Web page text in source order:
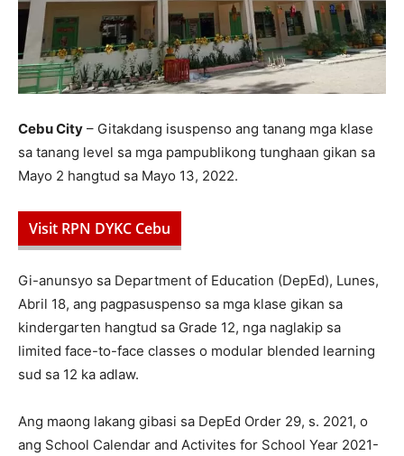
Cebu City – Gitakdang isuspenso ang tanang mga klase
sa tanang level sa mga pampublikong tunghaan gikan sa
Mayo 2 hangtud sa Mayo 13, 2022.
Visit RPN DYKC Cebu
Gi-anunsyo sa Department of Education (DepEd), Lunes,
Abril 18, ang pagpasuspenso sa mga klase gikan sa
kindergarten hangtud sa Grade 12, nga naglakip sa
limited face-to-face classes o modular blended learning
sud sa 12 ka adlaw.
Ang maong lakang gibasi sa DepEd Order 29, s. 2021, o
ang School Calendar and Activites for School Year 2021-